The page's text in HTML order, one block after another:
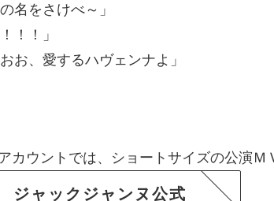
名をさけべ～」
！！」
お、愛するハヴェンナよ」
カウントでは、ショートサイズの公演Ｍ
ジャックジャンヌ公式